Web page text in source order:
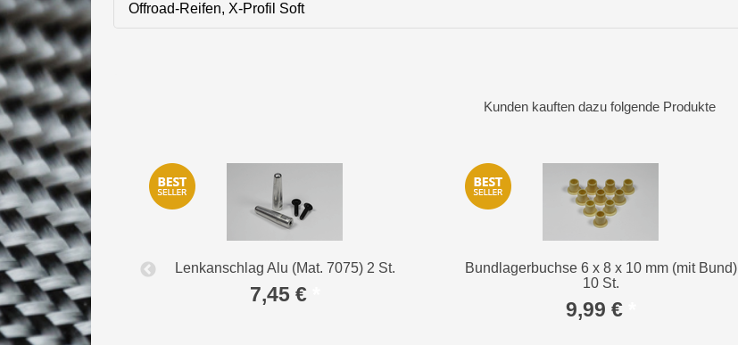
Offroad-Reifen, X-Profil Soft
Kunden kauften dazu folgende Produkte
mm 2 St. Lenkanschlag Alu (Mat. 7075) 2 St.
7,45 €
Bundlagerbuchse 6 x 8 x 10 mm (mit Bund)
10 St.
9,99 €